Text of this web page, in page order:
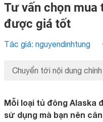
Tư vấn chọn mua
được giá tốt
Tác giả: nguyendinhtung
Chuyển tới nội dung
Mỗi loại tủ đông Alaska
sử dụng mà bạn nên